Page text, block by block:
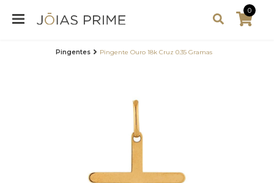
0
Pingentes Pingente Ouro 18k Cruz 0.35 Gramas